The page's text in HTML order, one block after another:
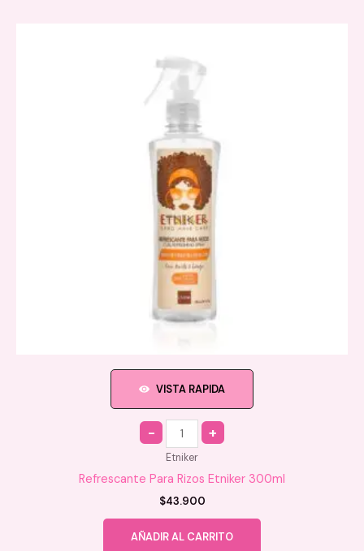
VISTA RAPIDA
Quantity
Etniker
Refrescante Para Rizos Etniker 300ml
$43.900
AÑADIR AL CARRITO